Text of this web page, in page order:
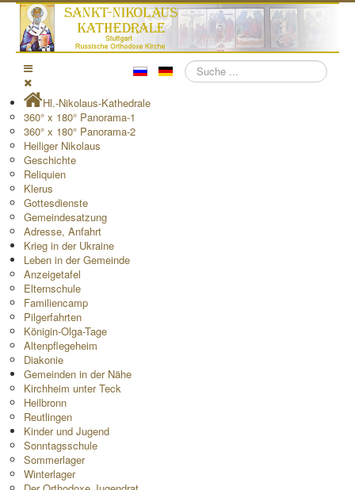
Suchen
Hl.-Nikolaus-Kathedrale
360° x 180° Panorama-1
360° x 180° Panorama-2
Heiliger Nikolaus
Geschichte
Reliquien
Klerus
Gottesdienste
Gemeindesatzung
Adresse, Anfahrt
Krieg in der Ukraine
Leben in der Gemeinde
Anzeigetafel
Elternschule
Familiencamp
Pilgerfahrten
Königin-Olga-Tage
Altenpflegeheim
Diakonie
Gemeinden in der Nähe
Kirchheim unter Teck
Heilbronn
Reutlingen
Kinder und Jugend
Sonntagsschule
Sommerlager
Winterlager